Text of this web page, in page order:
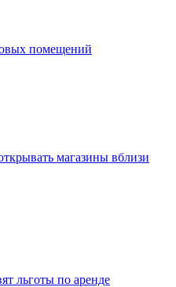
помещений
магазины вблизи
льготы по аренде